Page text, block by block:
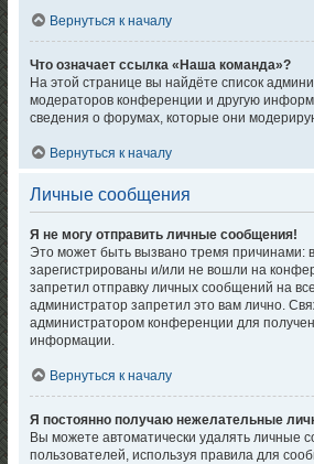
Вернуться к началу
Что означает ссылка «Наша команда»?
На этой странице вы найдёте список
модераторов конференции и другую
сведения о форумах, которые они
Вернуться к началу
Личные сообщения
Я не могу отправить личные сообщения!
Это может быть вызвано тремя причинами:
зарегистрированы и/или не вошли на
запретил отправку личных сообщений на
администратор запретил это вам лично.
администратором конференции для
информации.
Вернуться к началу
Я постоянно получаю нежелательные
Вы можете автоматически удалять личные
пользователей, используя правила для